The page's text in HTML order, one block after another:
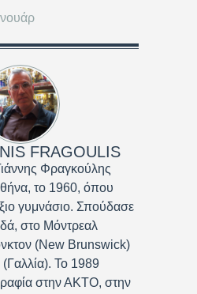
FRAGOULIS
Φραγκούλης
το 1960, όπου
γυμνάσιο. Σπούδασε
στο Μόντρεαλ
(New Brunswick)
Το 1989
στην ΑΚΤΟ, στην